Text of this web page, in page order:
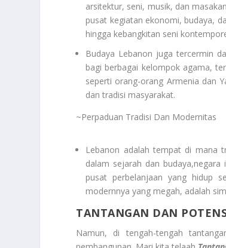
arsitektur, seni, musik, dan
pusat kegiatan ekonomi, budaya,
hingga kebangkitan seni
Budaya Lebanon juga tercermin
bagi berbagai kelompok agama,
seperti orang-orang Armenia dan
dan tradisi masyarakat.
~Perpaduan Tradisi Dan Modernitas
Lebanon adalah tempat di mana
dalam sejarah dan
pusat perbelanjaan yang hidup
modernnya yang megah, adalah
TANTANGAN DAN
Namun, di tengah-tengah